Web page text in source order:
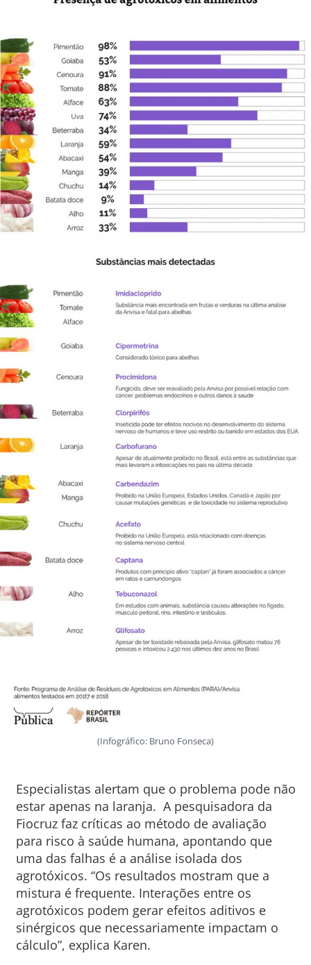
(Infográfico: Bruno Fonseca)
Especialistas alertam que o problema pode não
estar apenas na laranja. A pesquisadora da
Fiocruz faz críticas ao método de avaliação
para risco à saúde humana, apontando que
uma das falhas é a análise isolada dos
agrotóxicos. “Os resultados mostram que a
mistura é frequente. Interações entre os
agrotóxicos podem gerar efeitos aditivos e
sinérgicos que necessariamente impactam o
cálculo”, explica Karen.